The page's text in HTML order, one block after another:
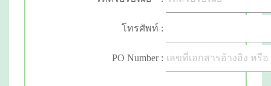
โทรศัพท์ :
PO Number :